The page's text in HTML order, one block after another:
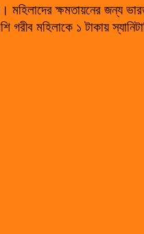
ক্ষমতায়নের জন্য
গরীব মহিলাকে ১ টাকায়